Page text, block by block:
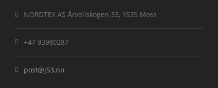
NORDTEX AS Årvollskogen 33, 1529 Moss
+47 93980287
post@j53.no